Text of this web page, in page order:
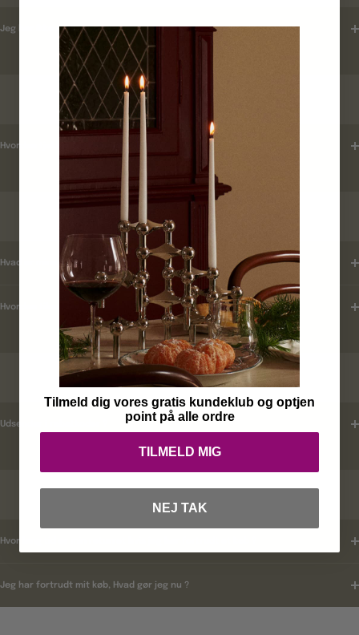
Jeg har ikke modtaget en ordrebekræftelse ?
LEVERINGSTID
Hvordan tjekker jeg leveringstid ?
Hvad er mine fordele ?
Hvordan tilmelder jeg mig ?
RABATKODER
Udsender i rabatkoder ?
Hvor lang tid er min returret hvis jeg har fortrudt et køb ?
Jeg har fortrudt mit køb, Hvad gør jeg nu ?
Tilmeld dig vores gratis kundeklub og optjen
point på alle ordre
TILMELD MIG
NEJ TAK